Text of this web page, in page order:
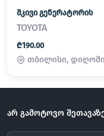
შკივი გენერატორის
TOYOTA
₾190.00
თბილისი, დიღომი
არ გამოტოვო